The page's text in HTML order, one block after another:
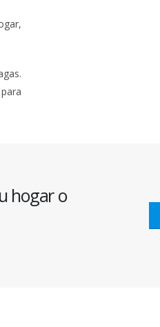
hogar o